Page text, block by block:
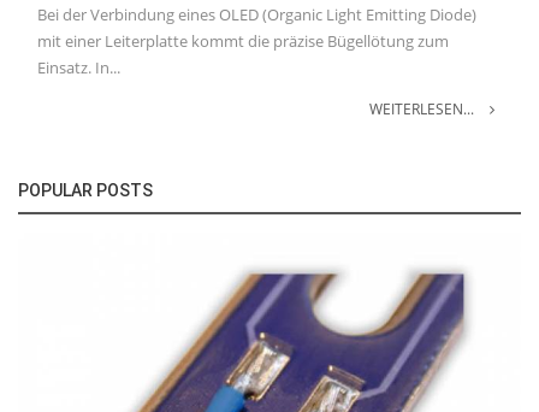
Bei der Verbindung eines OLED (Organic Light Emitting Diode)
mit einer Leiterplatte kommt die präzise Bügellötung zum
Einsatz. In...
WEITERLESEN...
POPULAR POSTS